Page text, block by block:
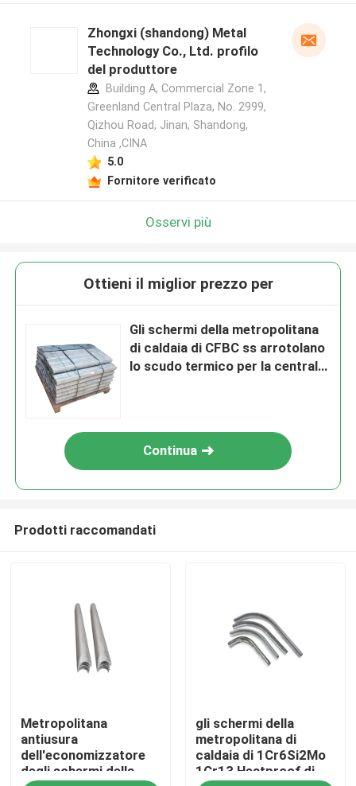
Chi siamo
Contatti
Zhongxi (shandong) Metal
Technology Co., Ltd. profilo
del produttore
Building A, Commercial Zone 1,
Greenland Central Plaza, No. 2999,
Qizhou Road, Jinan, Shandong,
China ,CINA
5.0
Fornitore verificato
Osservi più
Ottieni il miglior prezzo per
Gli schermi della metropolitana
di caldaia di CFBC ss arrotolano
lo scudo termico per la centrale
Continua
Prodotti raccomandati
Metropolitana
antiusura
dell'economizzatore
degli schermi della
gli schermi della
metropolitana di
caldaia di 1Cr6Si2Mo
1Cr13 Heatproof di